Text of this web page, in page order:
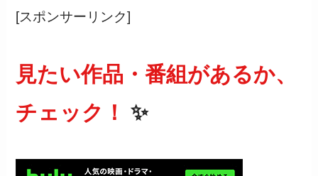
[スポンサーリンク]
見たい作品・番組があるか、
チェック！
✨